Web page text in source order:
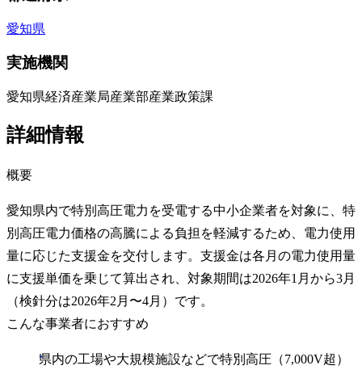
愛知県
実施機関
愛知県経済産業局産業部産業政策課
詳細情報
概要
愛知県内で特別高圧電力を受電する中小企業者を対象に、特
別高圧電力価格の高騰による負担を軽減するため、電力使用
量に応じた支援金を交付します。支援金は各月の電力使用量
に支援単価を乗じて算出され、対象期間は2026年1月から3月
（検針分は2026年2月〜4月）です。
こんな事業者におすすめ
県内の工場や大規模施設などで特別高圧（7,000V超）